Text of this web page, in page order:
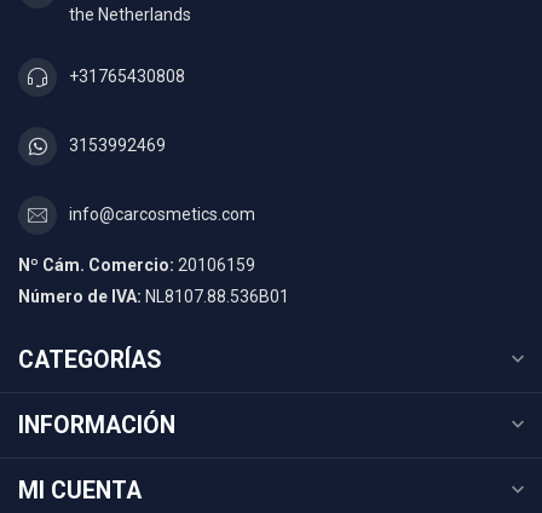
the Netherlands
+31765430808
3153992469
info@carcosmetics.com
Nº Cám. Comercio: 20106159
Número de IVA: NL8107.88.536B01
CATEGORÍAS
INFORMACIÓN
MI CUENTA